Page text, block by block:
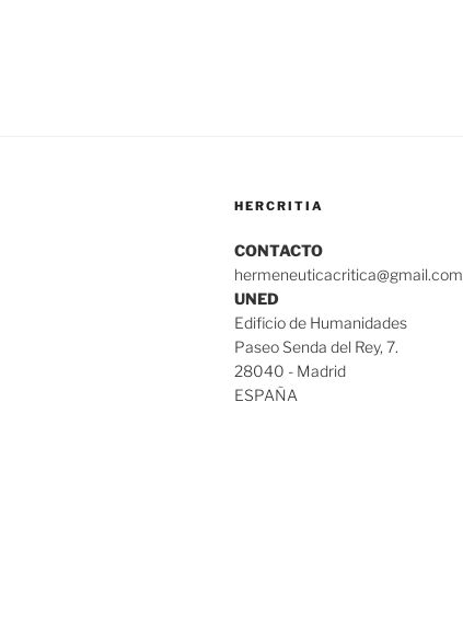
HERCRITIA
CONTACTO
hermeneuticacritica@gmail.com
UNED
Edificio de Humanidades
Paseo Senda del Rey, 7.
28040 - Madrid
ESPAÑA